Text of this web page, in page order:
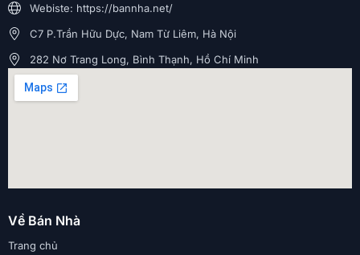
Webiste: https://bannha.net/
C7 P.Trần Hữu Dực, Nam Từ Liêm, Hà Nội
282 Nơ Trang Long, Bình Thạnh, Hồ Chí Minh
Về Bán Nhà
Trang chủ